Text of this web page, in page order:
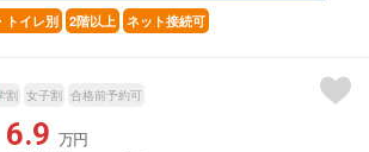
トイレ別 2階以上 ネット接続可
割 女子割 合格前予約可
6.9 万円